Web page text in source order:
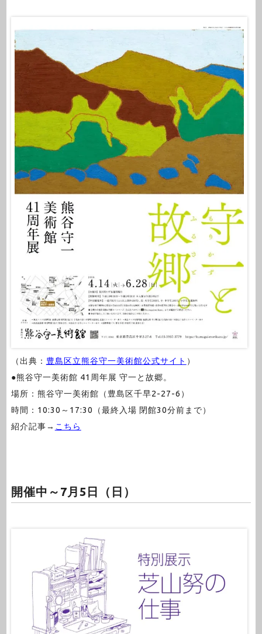
（出典： 豊島区立熊谷守一美術館公式サイト ）
●熊谷守一美術館 41周年展 守一と故郷。
場所：熊谷守一美術館（豊島区千早2-27-6）
時間：10:30～17:30（最終入場 閉館30分前まで）
紹介記事→ こちら
開催中～7月5日（日）